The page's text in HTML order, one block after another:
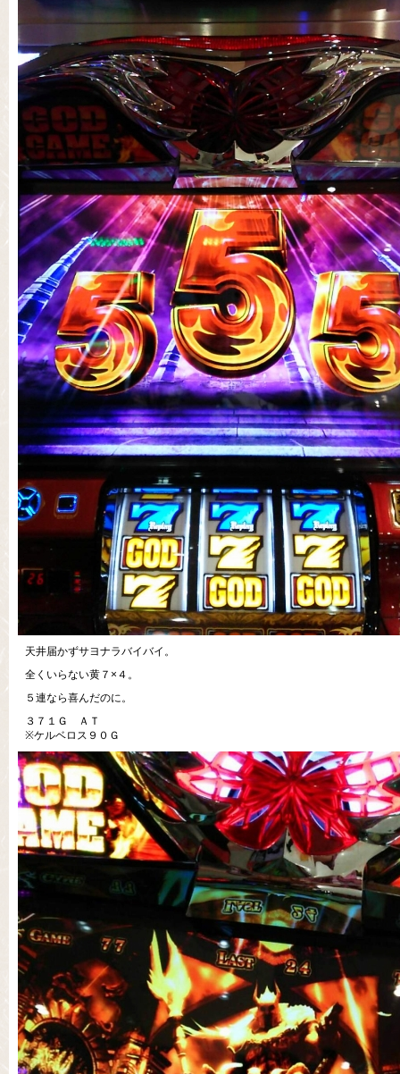
天井届かずサヨナラバイバイ。
全くいらない黄７×４。
５連なら喜んだのに。
３７１Ｇ ＡＴ
※ケルベロス９０Ｇ